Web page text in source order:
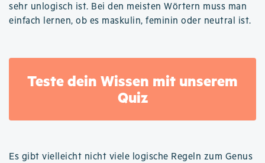
sehr unlogisch ist. Bei den meisten Wörtern muss man
einfach lernen, ob es maskulin, feminin oder neutral ist.
Teste dein Wissen mit unserem
Quiz
Es gibt vielleicht nicht viele logische Regeln zum Genus